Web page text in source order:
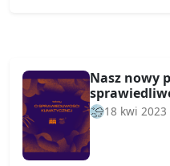
Nasz nowy
18 kwi 2023